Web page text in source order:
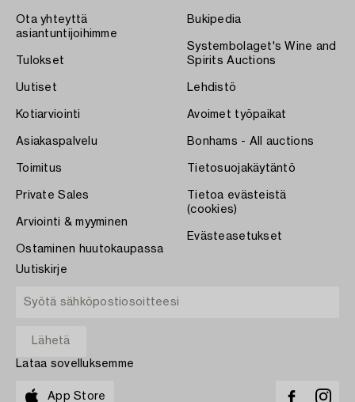
Ota yhteyttä
asiantuntijoihimme
Tulokset
Uutiset
Kotiarviointi
Asiakaspalvelu
Toimitus
Private Sales
Arviointi & myyminen
Ostaminen huutokaupassa
Bukipedia
Systembolaget's Wine and
Spirits Auctions
Lehdistö
Avoimet työpaikat
Bonhams - All auctions
Tietosuojakäytäntö
Tietoa evästeistä
(cookies)
Evästeasetukset
Uutiskirje
Lataa sovelluksemme
App Store